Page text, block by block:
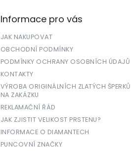
Informace pro vás
JAK NAKUPOVAT
OBCHODNÍ PODMÍNKY
PODMÍNKY OCHRANY OSOBNÍCH ÚDAJŮ
KONTAKTY
VÝROBA ORIGINÁLNÍCH ZLATÝCH ŠPERKŮ
NA ZAKÁZKU
REKLAMAČNÍ ŘÁD
JAK ZJISTIT VELIKOST PRSTENU?
INFORMACE O DIAMANTECH
PUNCOVNÍ ZNAČKY